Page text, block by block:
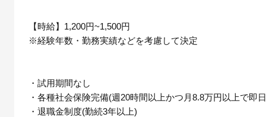
【時給】1,200円~1,500円
※経験年数・勤務実績などを考慮して決定
・試用期間なし
・各種社会保険完備(週20時間以上かつ月8.8万円以上で即
・退職金制度(勤続3年以上)